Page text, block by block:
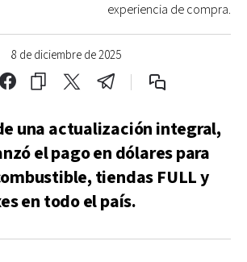
8 de diciembre de 2025
experiencia de compra.
una actualización integral,
el pago en dólares para
tiendas FULL y
en todo el país.